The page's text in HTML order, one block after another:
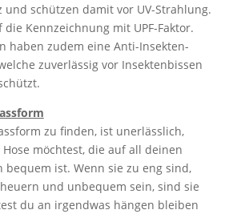
und schützen damit vor UV-Strahlung.
Kennzeichnung mit UPF-Faktor.
haben zudem eine Anti-Insekten-
zuverlässig vor Insektenbissen
zu finden, ist unerlässlich,
möchtest, die auf all deinen
bequem ist. Wenn sie zu eng sind,
und unbequem sein, sind sie
du an irgendwas hängen bleiben